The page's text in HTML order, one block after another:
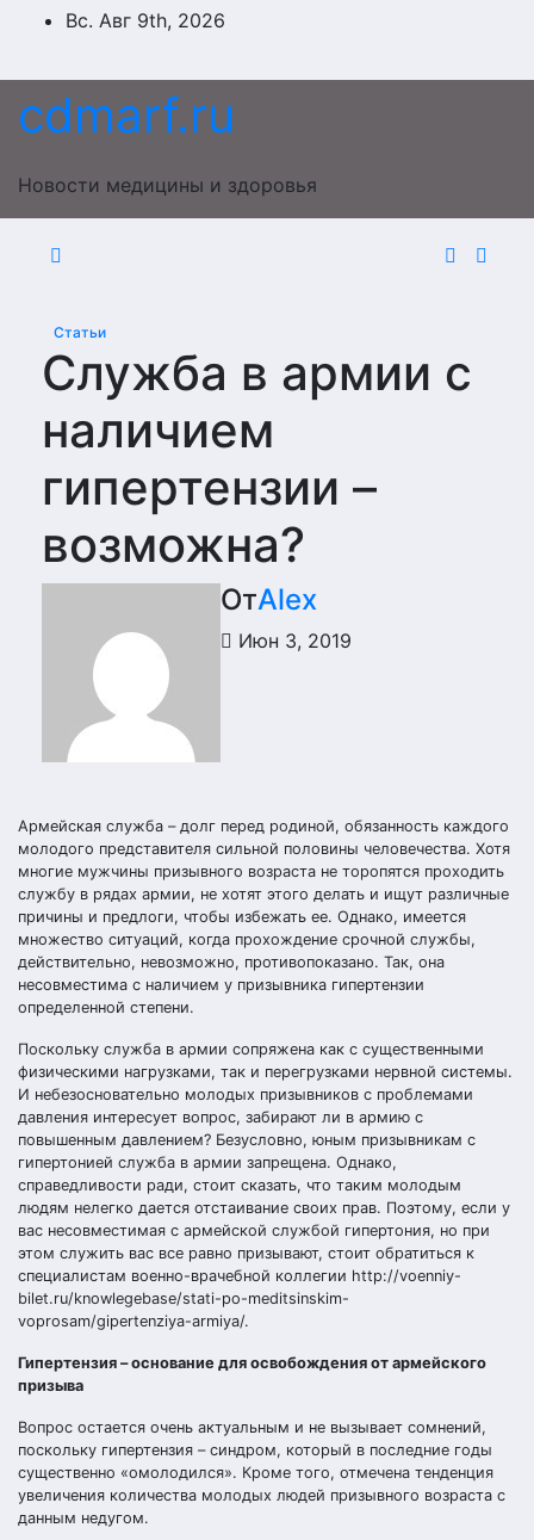
ПерейтиВс. Авг 9th, 2026
cdmarf.ru
Новости медицины и здоровья
Статьи
Служба в армии с
наличием
гипертензии –
возможна?
ОтAlex
Июн 3, 2019
Армейская служба – долг перед родиной, обязанность каждого
молодого представителя сильной половины человечества. Хотя
многие мужчины призывного возраста не торопятся проходить
службу в рядах армии, не хотят этого делать и ищут различные
причины и предлоги, чтобы избежать ее. Однако, имеется
множество ситуаций, когда прохождение срочной службы,
действительно, невозможно, противопоказано. Так, она
несовместима с наличием у призывника гипертензии
определенной степени.
Поскольку служба в армии сопряжена как с существенными
физическими нагрузками, так и перегрузками нервной системы.
И небезосновательно молодых призывников с проблемами
давления интересует вопрос, забирают ли в армию с
повышенным давлением? Безусловно, юным призывникам с
гипертонией служба в армии запрещена. Однако,
справедливости ради, стоит сказать, что таким молодым
людям нелегко дается отстаивание своих прав. Поэтому, если у
вас несовместимая с армейской службой гипертония, но при
этом служить вас все равно призывают, стоит обратиться к
специалистам военно-врачебной коллегии http://voenniy-
bilet.ru/knowlegebase/stati-po-meditsinskim-
voprosam/gipertenziya-armiya/.
Гипертензия – основание для освобождения от армейского
призыва
Вопрос остается очень актуальным и не вызывает сомнений,
поскольку гипертензия – синдром, который в последние годы
существенно «омолодился». Кроме того, отмечена тенденция
увеличения количества молодых людей призывного возраста с
данным недугом.